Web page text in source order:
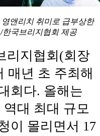
앤리치 취미로 급부상한
한국브리지협회 제공
리지협회(회장
매년 초 주최해
회다. 올해는
역대 최대 규모
이 몰리면서 17